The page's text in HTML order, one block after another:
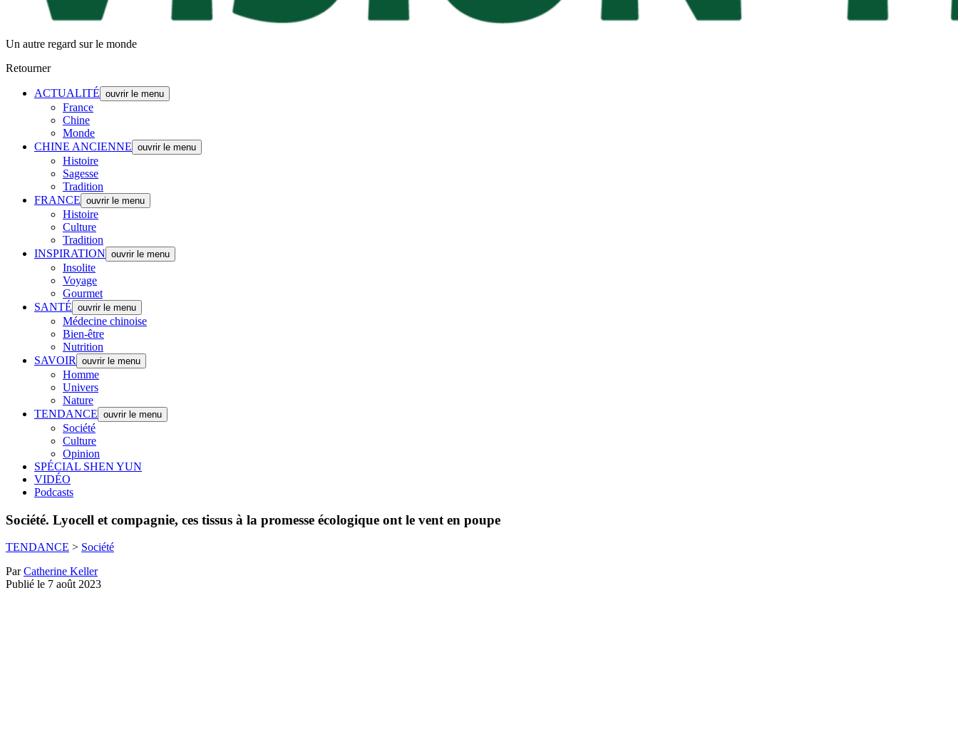
Un autre regard sur le monde
Retourner
ACTUALITÉ ouvrir le menu
France
Chine
Monde
CHINE ANCIENNE ouvrir le menu
Histoire
Sagesse
Tradition
FRANCE ouvrir le menu
Histoire
Culture
Tradition
INSPIRATION ouvrir le menu
Insolite
Voyage
Gourmet
SANTÉ ouvrir le menu
Médecine chinoise
Bien-être
Nutrition
SAVOIR
ouvrir le menu
Homme
Univers
Nature
TENDANCE ouvrir le menu
Société
Culture
Opinion
SPÉCIAL SHEN YUN
VIDÉO
Podcasts
Société. Lyocell et compagnie, ces tissus à la promesse écologique ont le vent en poupe
TENDANCE > Société
ParCatherine Keller
Publié le 7 août 2023